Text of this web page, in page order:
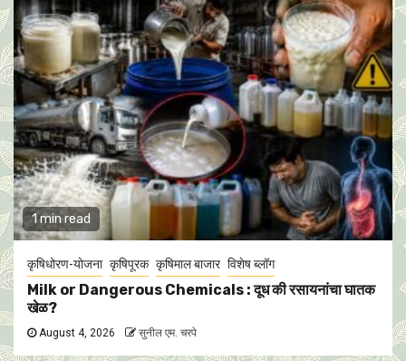
1 min read
कृषिधोरण-योजना कृषिपूरक कृषिमाल बाजार विशेष ब्लॉग
Milk or Dangerous Chemicals : दूध की रसायनांचा घातक
खेळ?
August 4, 2026 सुनील एम. चरपे